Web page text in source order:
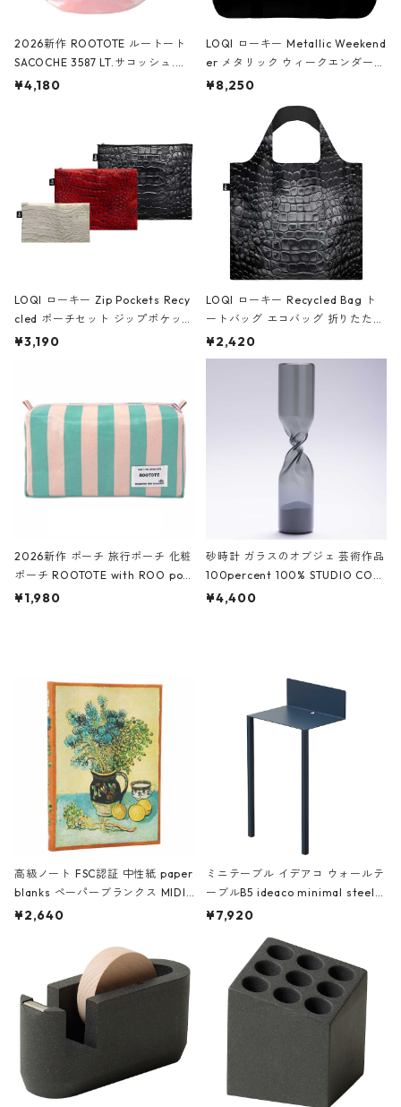
2026新作 ROOTOTE ルートート
SACOCHE 3587 LT.サコッシュ.ル
ミエ-B ショルダーバッグ グロスピ
¥4,180
LOQI ローキー Metallic Weekend
er メタリック ウィークエンダー
ボストンバッグ ショルダーバッグ
Black ジャン=ミッシェル・バスキ
ア/クラウン ブラック
¥8,250
LOQI ローキー Zip Pockets Recy
cled ポーチセット ジップポケット
ファスナーポーチ 撥水加工 トラベ
ーガンディー、オフホワイト
¥3,190
LOQI ローキー Recycled Bag ト
ートバッグ エコバッグ 折りたたみ
大きめ 撥水加工 収納ポーチ CRO
CODILE/Black クロコダイル/ブラ
¥2,420
2026新作 ポーチ 旅行ポーチ 化粧
ポーチ ROOTOTE with ROO pou
ch 3532 ルートート WR.ポーチ.ラ
¥1,980
砂時計 ガラスのオブジェ 芸術作品
100percent 100% STUDIO COH
AKU Timeless 100パーセント ス
¥4,400
高級ノート FSC認証 中性紙 paper
blanks ペーパーブランクス MIDI
ハードカバー 罫線 ヴァン・ゴッホ
¥2,640
ミニテーブル イデアコ ウォールテ
ーブルB5 ideaco minimal steel f
urniture WALL Table B5 ネイビー
¥7,920